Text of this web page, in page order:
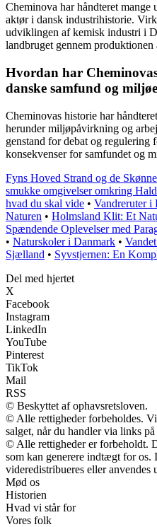
Cheminova har håndteret
aktør i dansk industrihistorie.
udviklingen af kemisk industri i
landbruget gennem produktionen
Hvordan har
danske samfund og
Cheminovas historie har
herunder miljøpåvirkning og
genstand for debat og regulering
konsekvenser for samfundet og
Fyns Hoved Strand og de
smukke omgivelser omkring
hvad du skal vide • Vandreruter i
Naturen • Holmsland Klit: Et
Spændende Oplevelser med
• Naturskoler i Danmark •
Sjælland • Syvstjernen: En
Del med hjertet
X
Facebook
Instagram
LinkedIn
YouTube
Pinterest
TikTok
Mail
RSS
© Beskyttet af ophavsretsloven.
© Alle rettigheder forbeholdes.
salget, når du handler via links på
© Alle rettigheder er forbeholdt.
som kan generere indtægt for os.
videredistribueres eller anvendes
Mød os
Historien
Hvad vi står for
Vores folk